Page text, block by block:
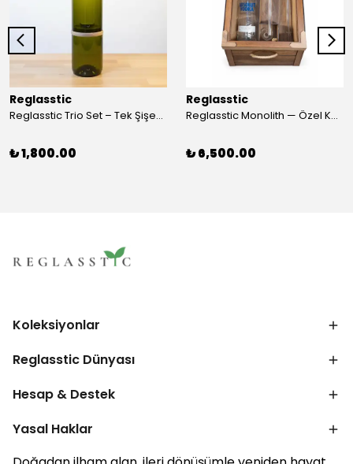
Reglasstic
Reglasstic Trio Set – Tek Şişeden 3 Parça
₺ 1,800.00
Reglasstic
Reglasstic Monolith — Özel Kutulu Cam Nargile
₺ 6,500.00
Koleksiyonlar
Reglasstic Dünyası
Hesap & Destek
Yasal Haklar